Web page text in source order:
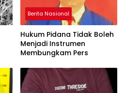
Berita Nasional
Hukum Pidana Tidak Boleh
Menjadi Instrumen
Membungkam Pers